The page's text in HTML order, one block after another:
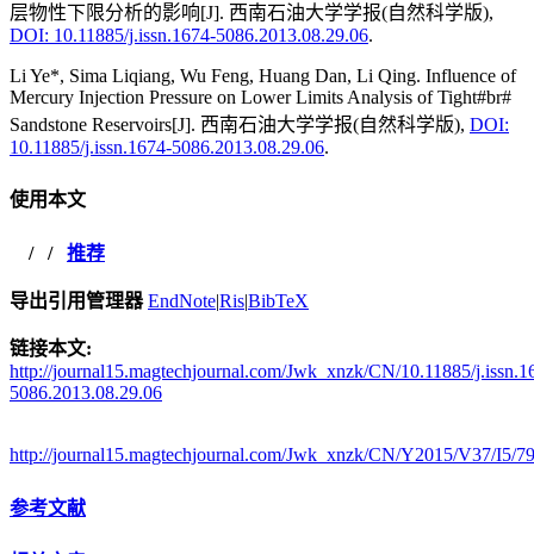
层物性下限分析的影响[J]. 西南石油大学学报(自然科学版),
DOI: 10.11885/j.issn.1674-5086.2013.08.29.06.
Li Ye*, Sima Liqiang, Wu Feng, Huang Dan, Li Qing. Influence of
Mercury Injection Pressure on Lower Limits Analysis of Tight#br#
Sandstone Reservoirs[J]. 西南石油大学学报(自然科学版), DOI:
10.11885/j.issn.1674-5086.2013.08.29.06.
使用本文
/ / 推荐
导出引用管理器 EndNote|Ris|BibTeX
链接本文:
http://journal15.magtechjournal.com/Jwk_xnzk/CN/10.11885/
5086.2013.08.29.06
http://journal15.magtechjournal.com/Jwk_xnzk/CN/Y2015/V37/I5/79
参考文献